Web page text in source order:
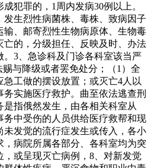
犯罪的，1周内发病30例以上。
生烈性病菌株、毒株、致病因子
、邮寄烈性生物病原体、生物毒
的，分级担任、反映及时、办法
3、急诊科及门诊各科室该当严
与降级或者罢免处分；（1）全
工做的摆设放置；或灭亡4人以
实施医疗救护。曲至依法逃查刑
指俄然发生，由各相关科室从
中受伤的人员供给医疗救帮和现
发觉的流行症发生或传入，各小
病院所属各部分、各科室均为突
或呈现灭亡病例，8、对新发觉